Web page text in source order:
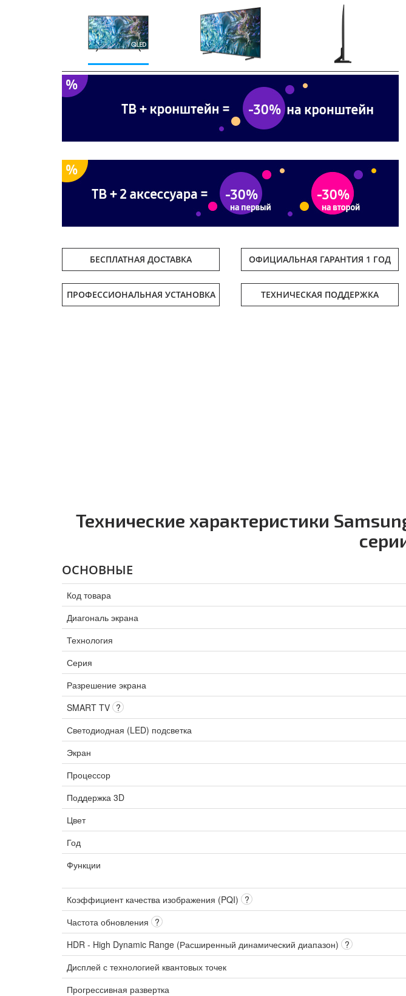
БЕСПЛАТНАЯ ДОСТАВКА ОФИЦИАЛЬНАЯ ГАРАНТИЯ 1 ГОД
ТЕХНИЧЕСКАЯ ПОДДЕРЖКА
ПРОФЕССИОНАЛЬНАЯ УСТАНОВКА
Технические характеристики
ОСНОВНЫЕ
Код товара
Диагональ экрана
Технология
Серия
Разрешение экрана
SMART TV ?
Светодиодная (LED) подсветка
Экран
Процессор
Поддержка 3D
Цвет
Год
Функции
Коэффициент качества изображения (PQI) ?
Частота обновления ?
HDR - High Dynamic Range (Расширенный динамический диапазон) ?
Дисплей с технологией квантовых точек
Прогрессивная развертка